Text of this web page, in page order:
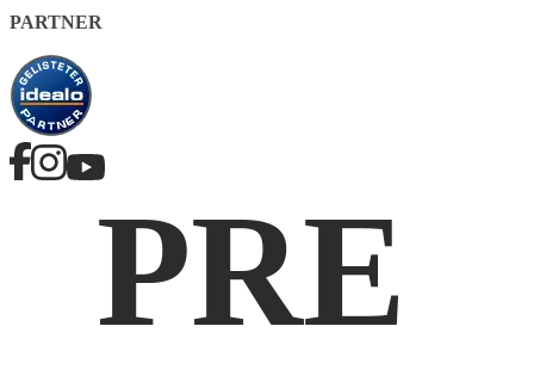
PARTNER